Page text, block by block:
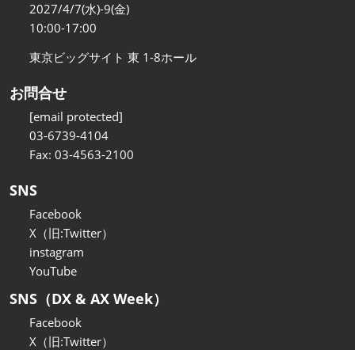
2027/4/7(水)-9(金)
10:00-17:00
東京ビッグサイト 東 1-8ホール
お問合せ
[email protected]
03-6739-4104
Fax: 03-4563-2100
SNS
Facebook
X（旧:Twitter）
instagram
YouTube
SNS（DX & AX Week）
Facebook
X（旧:Twitter）